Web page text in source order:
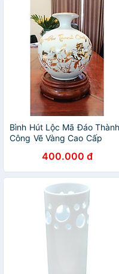
Bình Hút Lộc Mã Đáo Thành
Công Vẽ Vàng Cao Cấp
400.000 đ